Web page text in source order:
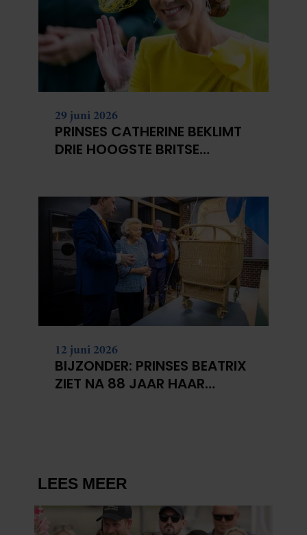
29 juni 2026
PRINSES CATHERINE BEKLIMT
DRIE HOOGSTE BRITSE
12 juni 2026
BIJZONDER: PRINSES BEATRIX
ZIET NA 88 JAAR HAAR